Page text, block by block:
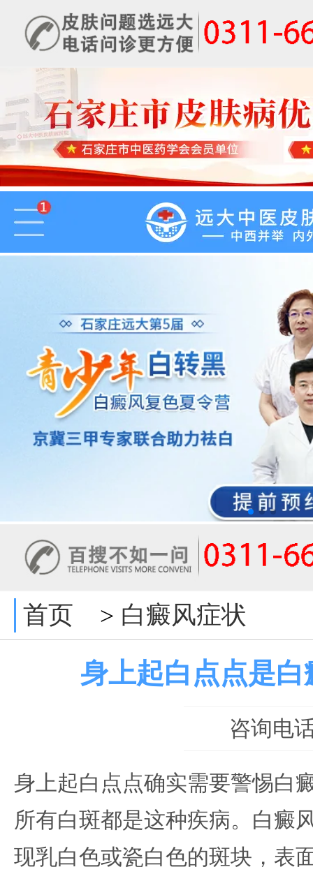
首页 > 白癜风症状
身上起白点点是
咨询电
身上起白点点确实需要警惕白
所有白斑都是这种疾病。白癜
现乳白色或瓷白色的斑块，表